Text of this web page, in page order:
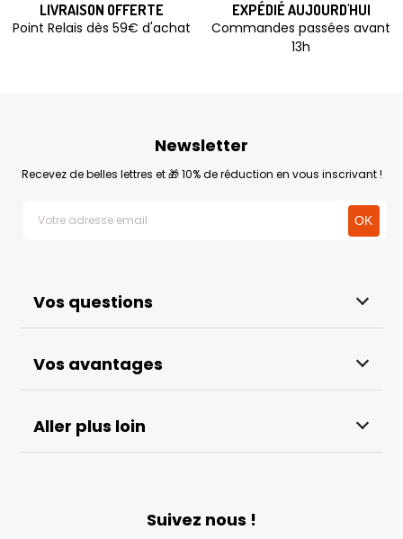
LIVRAISON OFFERTE
Point Relais dès 59€ d'achat
EXPÉDIÉ AUJOURD'HUI
Commandes passées avant
13h
Vos questions
Vos avantages
Aller plus loin
Newsletter
Recevez de belles lettres et 🎁 10% de réduction en vous inscrivant !
Suivez nous !